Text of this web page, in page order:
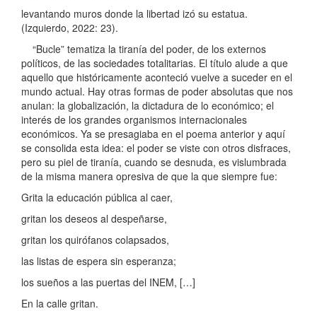
levantando muros donde la libertad izó su estatua.
(Izquierdo, 2022: 23).
“Bucle” tematiza la tiranía del poder, de los externos
políticos, de las sociedades totalitarias. El título alude a que
aquello que históricamente aconteció vuelve a suceder en el
mundo actual. Hay otras formas de poder absolutas que nos
anulan: la globalización, la dictadura de lo económico; el
interés de los grandes organismos internacionales
económicos. Ya se presagiaba en el poema anterior y aquí
se consolida esta idea: el poder se viste con otros disfraces,
pero su piel de tiranía, cuando se desnuda, es vislumbrada
de la misma manera opresiva de que la que siempre fue:
Grita la educación pública al caer,
gritan los deseos al despeñarse,
gritan los quirófanos colapsados,
las listas de espera sin esperanza;
los sueños a las puertas del INEM, […]
En la calle gritan.